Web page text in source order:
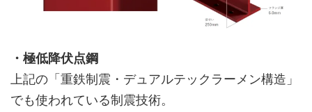
・極低降伏点鋼
上記の「重鉄制震・デュアルテックラーメン構造」
でも使われている制震技術。